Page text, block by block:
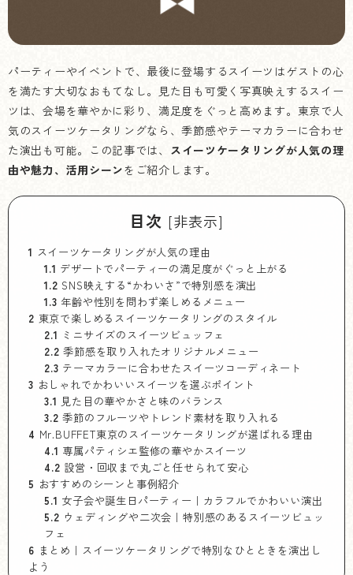
パーティーやイベントで、最後に登場するスイーツはゲストの心
を満たす大切なおもてなし。見た目も可愛く写真映えするスイー
ツは、会場を華やかに彩り、満足度をぐっと高めます。東京で人
気のスイーツケータリングなら、季節感やテーマカラーに合わせ
た演出も可能。この記事では、 スイーツケータリングが人気の理
由や魅力、活用シーンをご紹介します。
目次 [非表示]
1 スイーツケータリングが人気の理由
1.1 デザートでパーティーの満足度がぐっと上がる
1.2 SNS映えする“かわいさ”で特別感を演出
1.3 年齢や性別を問わず楽しめるメニュー
2 東京で楽しめるスイーツケータリングのスタイル
2.1 ミニサイズのスイーツビュッフェ
2.2 季節感を取り入れたオリジナルメニュー
2.3 テーマカラーに合わせたスイーツコーディネート
3 おしゃれでかわいいスイーツを選ぶポイント
3.1 見た目の華やかさと味のバランス
3.2 季節のフルーツやトレンド素材を取り入れる
4 Mr.BUFFET東京のスイーツケータリングが選ばれる理由
4.1 専属パティシエ監修の華やかスイーツ
4.2 設営・回収まで丸ごと任せられて安心
5 おすすめのシーンと事例紹介
5.1 女子会や誕生日パーティー｜カラフルでかわいい演出
5.2 ウェディングや二次会｜特別感のあるスイーツビュッ
フェ
6 まとめ｜スイーツケータリングで特別なひとときを演出し
よう